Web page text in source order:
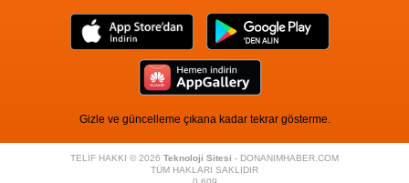
Gizle ve güncelleme çıkana kadar tekrar gösterme.
TELİF HAKKI © 2026 Teknoloji Sitesi - DONANIMHABER.COM
TÜM HAKLARI SAKLIDIR